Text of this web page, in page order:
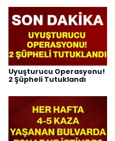
Uyuşturucu Operasyonu!
2 Şüpheli Tutuklandı